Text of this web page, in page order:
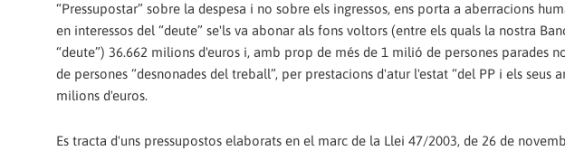
“Pressupostar” sobre la despesa i no sobre els ingressos, ens porta a aberracions
en interessos del “deute” se'ls va abonar als fons voltors (entre els quals la nostra
“deute”) 36.662 milions d'euros i, amb prop de més de 1 milió de persones parades
de persones “desnonades del treball”, per prestacions d'atur l'estat “del PP i els seus
milions d'euros.
Es tracta d'uns pressupostos elaborats en el marc de la Llei 47/2003, de 26 de